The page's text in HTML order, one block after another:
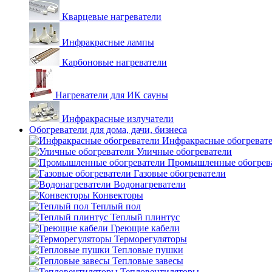
Кварцевые нагреватели
Инфракрасные лампы
Карбоновые нагреватели
Нагреватели для ИК сауны
Инфракрасные излучатели
Обогреватели для дома, дачи, бизнеса
Инфракрасные
Уличные обогреватели
Промышленные
Газовые обогреватели
Водонагреватели
Конвекторы
Теплый пол
Теплый плинтус
Греющие кабели
Терморегуляторы
Тепловые пушки
Тепловые завесы